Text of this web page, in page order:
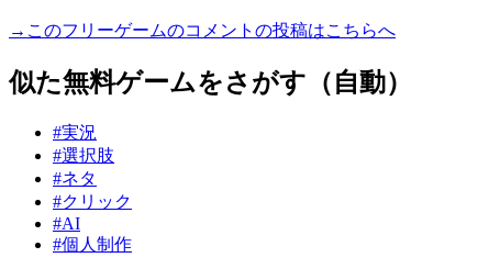
→このフリーゲームのコメントの投稿はこちらへ
似た無料ゲームをさがす（自動）
#実況
#選択肢
#ネタ
#クリック
#AI
#個人制作